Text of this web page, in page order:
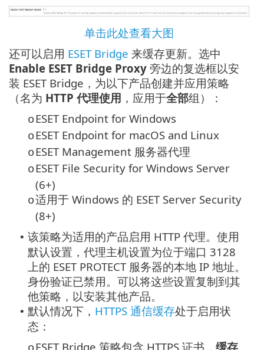
单击此处查看大图
还可以启用 ESET Bridge 来缓存更新。选中
Enable ESET Bridge Proxy 旁边的复选框以安
装 ESET Bridge，为以下产品创建并应用策略
（名为 HTTP 代理使用 ，应用于全部组）：
oESET Endpoint for Windows
oESET Endpoint for macOS and Linux
oESET Management 服务器代理
oESET File Security for Windows Server
(6+)
o适用于 Windows 的 ESET Server Security
(8+)
• 该策略为适用的产品启用 HTTP 代理。使用
默认设置，代理主机设置为位于端口 3128
上的 ESET PROTECT 服务器的本地 IP 地址。
身份验证已禁用。可以将这些设置复制到其
他策略，以安装其他产品。
• 默认情况下， HTTPS 通信缓存处于启用状
态：
ESET Bridge 策略包含 HTTPS 证书， 缓存